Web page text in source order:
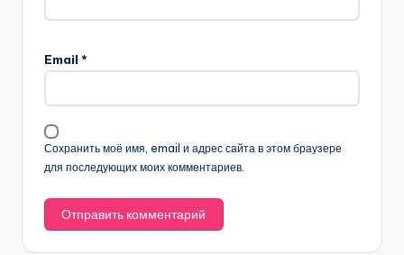
Email *
Сохранить моё имя, email и адрес сайта в этом браузере
для последующих моих комментариев.